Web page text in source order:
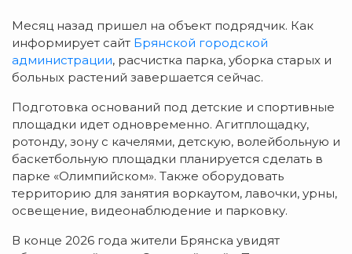
Месяц назад пришел на объект подрядчик. Как
информирует сайт Брянской городской
администрации, расчистка парка, уборка старых и
больных растений завершается сейчас.
Подготовка оснований под детские и спортивные
площадки идет одновременно. Агитплощадку,
ротонду, зону с качелями, детскую, волейбольную и
баскетбольную площадки планируется сделать в
парке «Олимпийском». Также оборудовать
территорию для занятия воркаутом, лавочки, урны,
освещение, видеонаблюдение и парковку.
В конце 2026 года жители Брянска увидят